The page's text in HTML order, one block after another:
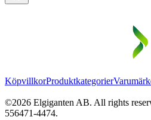
KöpvillkorProduktkategorier
©2026 Elgiganten AB. All rights
556471-4474.